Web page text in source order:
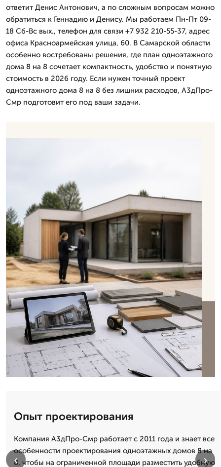
ответит Денис Антонович, а по сложным вопросам можно
обратиться к Геннадию и Денису. Мы работаем Пн-Пт 09-
18 Сб-Вс вых., телефон для связи +7 932 210-55-37, адрес
офиса Красноармейская улица, 60. В Самарской области
особенно востребованы решения, где план одноэтажного
дома 8 на 8 сочетает компактность, удобство и понятную
стоимость в 2026 году. Если нужен точный проект
одноэтажного дома 8 на 8 без лишних расходов, А3дПро-
Смр подготовит его под ваши задачи.
Опыт проектирования
Компания А3дПро-Смр работает с 2011 года и знает все
особенности проектирования одноэтажных домов 8 на
8, чтобы на ограниченной площади разместить удобную
‹ ›